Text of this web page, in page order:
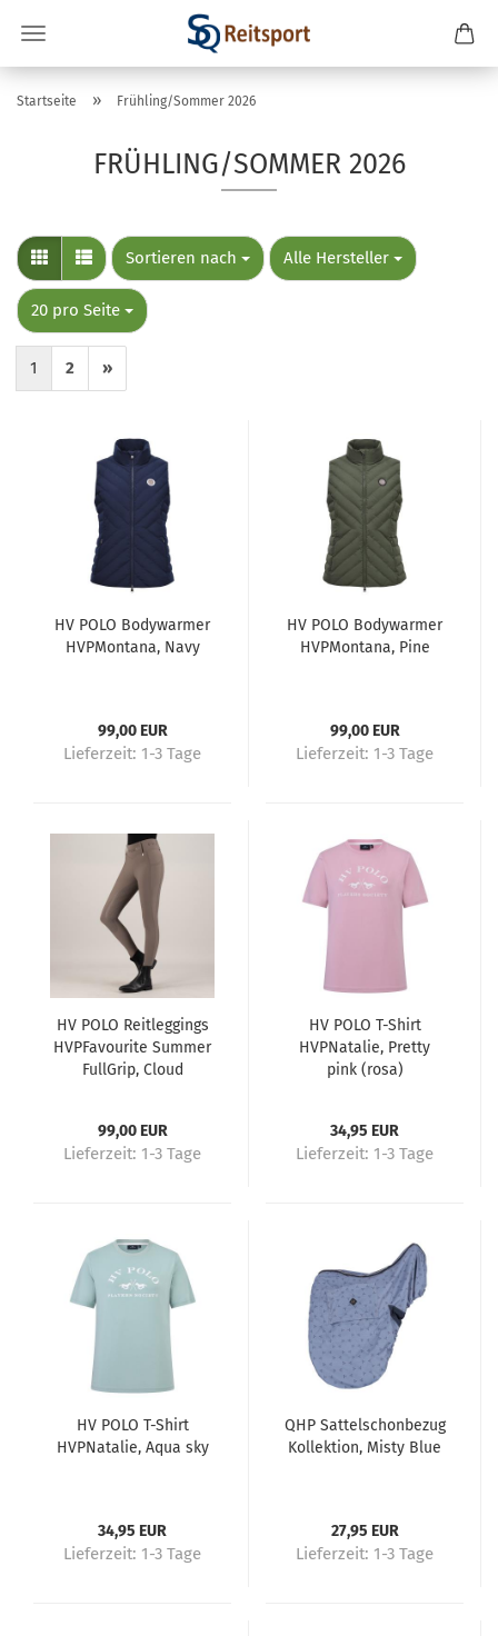
Startseite » Frühling/Sommer 2026
FRÜHLING/SOMMER 2026
Sortieren nach
Sortieren nach Alle Hersteller
pro Seite
20 pro Seite
pro Seite
1 2 »
HV POLO Bodywarmer
HVPMontana, Navy
99,00 EUR
Lieferzeit: 1-3 Tage
HV POLO Bodywarmer
HVPMontana, Pine
99,00 EUR
Lieferzeit: 1-3 Tage
HV POLO Reitleggings
HVPFavourite Summer
FullGrip, Cloud
99,00 EUR
Lieferzeit: 1-3 Tage
HV POLO T-Shirt
HVPNatalie, Pretty
pink (rosa)
34,95 EUR
Lieferzeit: 1-3 Tage
HV POLO T-Shirt
HVPNatalie, Aqua sky
34,95 EUR
Lieferzeit: 1-3 Tage
QHP Sattelschonbezug
Kollektion, Misty Blue
27,95 EUR
Lieferzeit: 1-3 Tage